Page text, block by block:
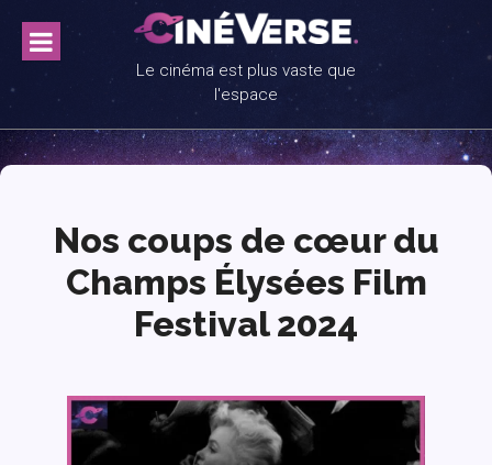
content
Le cinéma est plus vaste que
l'espace
Nos coups de cœur du
Champs Élysées Film
Festival 2024